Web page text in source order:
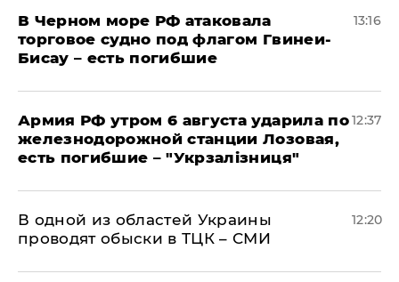
В Черном море РФ атаковала
торговое судно под флагом Гвинеи-
Бисау – есть погибшие
13:16
Армия РФ утром 6 августа ударила по
железнодорожной станции Лозовая,
есть погибшие – "Укрзалізниця"
12:37
В одной из областей Украины
проводят обыски в ТЦК – СМИ
12:20